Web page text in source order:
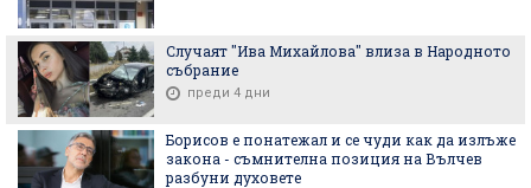
Случаят "Ива Михайлова" влиза в Народното
събрание
преди 4 дни
Борисов е понатежал и се чуди как да излъже
закона - съмнителна позиция на Вълчев
разбуни духовете